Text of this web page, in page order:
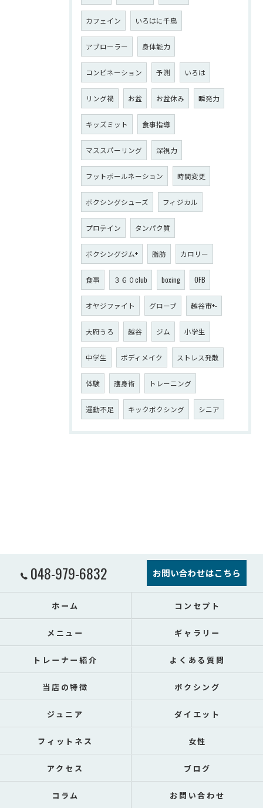
カフェイン いろはに千鳥
アブローラー 身体能力
コンビネーション 予測 いろは
リング禍 お盆 お盆休み 瞬発力
キッズミット 食事指導
マススパーリング 深視力
フットボールネーション 時間変更
ボクシングシューズ フィジカル
プロテイン タンパク質
ボクシングジム+ 脂肪 カロリー
食事 ３６０club boxing OFB
オヤジファイト グローブ 越谷市+-
大府うろ 越谷 ジム 小学生
中学生 ボディメイク ストレス発散
体験 護身術 トレーニング
運動不足 キックボクシング シニア
048-979-6832 お問い合わせはこちら
ホーム コンセプト
メニュー ギャラリー
トレーナー紹介 よくある質問
当店の特徴 ボクシング
ジュニア ダイエット
フィットネス 女性
アクセス ブログ
コラム お問い合わせ